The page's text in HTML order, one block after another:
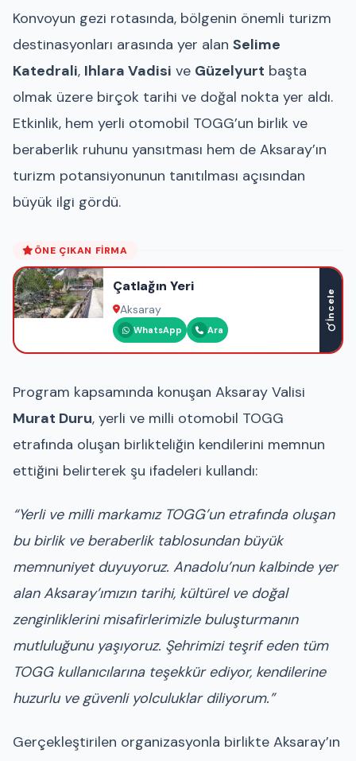
Konvoyun gezi rotasında, bölgenin önemli turizm
destinasyonları arasında yer alan Selime
Katedrali, Ihlara Vadisi ve Güzelyurt başta
olmak üzere birçok tarihi ve doğal nokta yer aldı.
Etkinlik, hem yerli otomobil TOGG’un birlik ve
beraberlik ruhunu yansıtması hem de Aksaray’ın
turizm potansiyonunun tanıtılması açısından
büyük ilgi gördü.
ÖNE ÇIKAN FIRMA
Çatlağın Yeri
Aksaray
WhatsApp Ara
İncele
Program kapsamında konuşan Aksaray Valisi
Murat Duru, yerli ve milli otomobil TOGG
etrafında oluşan birlikteliğin kendilerini memnun
ettiğini belirterek şu ifadeleri kullandı:
“Yerli ve milli markamız TOGG’un etrafında oluşan
bu birlik ve beraberlik tablosundan büyük
memnuniyet duyuyoruz. Anadolu’nun kalbinde yer
alan Aksaray’ımızın tarihi, kültürel ve doğal
zenginliklerini misafirlerimizle buluşturmanın
mutluluğunu yaşıyoruz. Şehrimizi teşrif eden tüm
TOGG kullanıcılarına teşekkür ediyor, kendilerine
huzurlu ve güvenli yolculuklar diliyorum.”
Gerçekleştirilen organizasyonla birlikte Aksaray’ın